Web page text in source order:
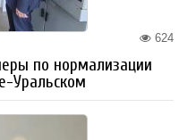
624
по нормализации
Уральском